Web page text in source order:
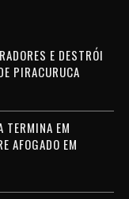
E DESTRÓI
PIRACURUCA
TERMINA EM
AFOGADO EM